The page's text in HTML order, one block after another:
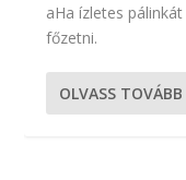
aHa ízletes
főzetni.
OLVASS TOVÁBB